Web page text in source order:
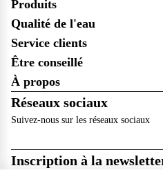
Produits
Qualité de l'eau
Service clients
Être conseillé
À propos
Réseaux sociaux
Suivez-nous sur les réseaux sociaux
Inscription à la